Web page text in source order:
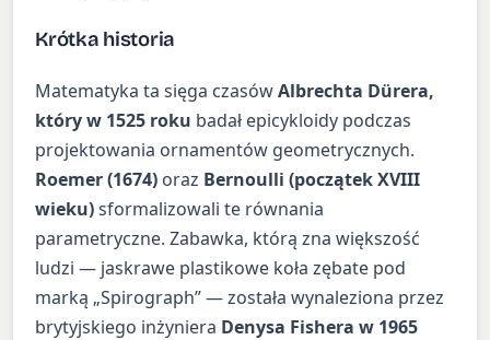
Krótka historia
Matematyka ta sięga czasówAlbrechta Dürera,
który w 1525 roku badał epicykloidy podczas
projektowania ornamentów geometrycznych.
Roemer (1674) oraz Bernoulli (początek XVIII
wieku)sformalizowali te równania
parametryczne. Zabawka, którą zna większość
ludzi — jaskrawe plastikowe koła zębate pod
marką „Spirograph” — została wynaleziona przez
brytyjskiego inżyniera Denysa Fishera w 1965